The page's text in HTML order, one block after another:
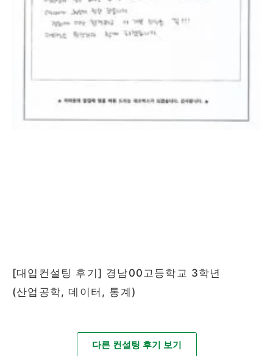
[대입컨설팅 후기] 경남00고등학교 3학년
(산업공학, 데이터, 통계)
다른 컨설팅 후기 보기